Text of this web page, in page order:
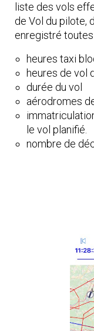
liste des vols
de Vol du pilote,
enregistré
heures taxi
heures de vol
durée du vol
aérodromes
le vol planifié.
nombre de